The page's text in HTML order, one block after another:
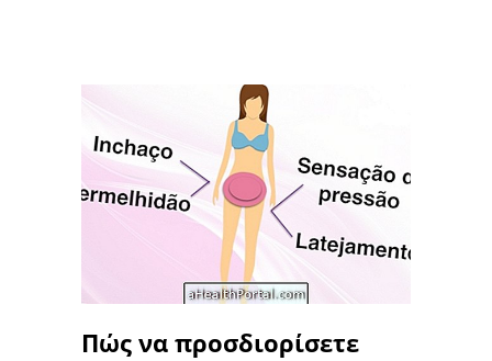
Πώς να προσδιορίσετε